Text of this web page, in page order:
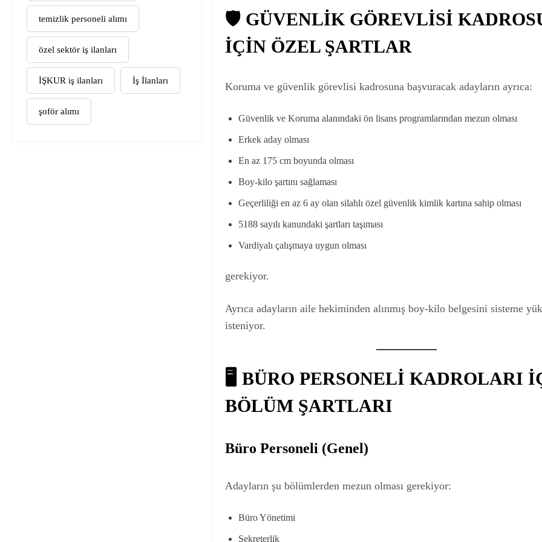
temizlik personeli alımı
özel sektör iş ilanları
İŞKUR iş ilanları İş İlanları
şoför alımı
🛡️ GÜVENLİK GÖREVLİSİ
İÇİN ÖZEL ŞARTLAR
Koruma ve güvenlik görevlisi kadrosuna başvuracak adayların ayrıca:
Güvenlik ve Koruma alanındaki ön lisans programlarından mezun olması
Erkek aday olması
En az 175 cm boyunda olması
Boy-kilo şartını sağlaması
Geçerliliği en az 6 ay olan silahlı özel güvenlik kimlik kartına sahip olması
5188 sayılı kanundaki şartları taşıması
Vardiyalı çalışmaya uygun olması
gerekiyor.
Ayrıca adayların aile hekiminden alınmış boy-kilo belgesini sisteme
isteniyor.
🖥️ BÜRO PERSONELİ KADROLARI
BÖLÜM ŞARTLARI
Büro Personeli (Genel)
Adayların şu bölümlerden mezun olması gerekiyor:
Büro Yönetimi
Sekreterlik